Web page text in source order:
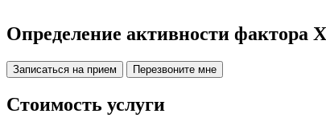
Определение активности фактора
Записаться на прием Перезвоните мне
Стоимость услуги